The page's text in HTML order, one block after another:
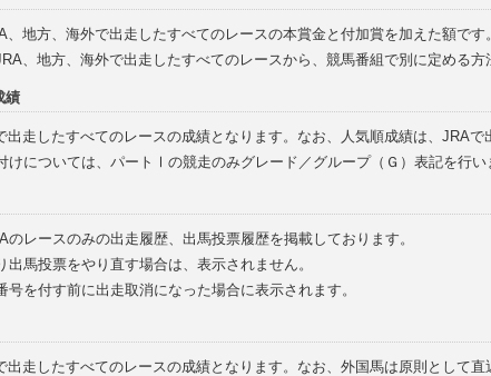
、地方、海外で出走したすべてのレースの本賞金と付加賞を加えた額です。
、地方、海外で出走したすべてのレースから、競馬番組で別に定める方
績
出走したすべてのレースの成績となります。なお、人気順成績は、JRAで
けについては、パートⅠの競走のみグレード／グループ（Ｇ）表記を行い
のレースのみの出走履歴、出馬投票履歴を掲載しております。
出馬投票をやり直す場合は、表示されません。
号を付す前に出走取消になった場合に表示されます。
出走したすべてのレースの成績となります。なお、外国馬は原則として直